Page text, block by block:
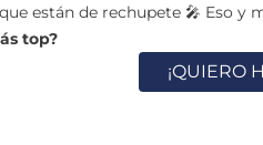
están de rechupete 🎤 Eso
top?
¡QUIERO